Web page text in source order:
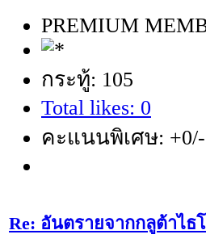
PREMIUM
กระทู้: 105
Total likes: 0
คะแนนพิเศษ:
Re: อันตรายจากกลูต้าไธ